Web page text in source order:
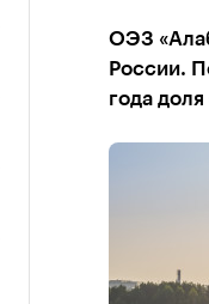
ОЭЗ
России.
года